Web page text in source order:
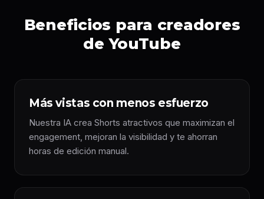
Beneficios para creadores
de YouTube
Más vistas con menos esfuerzo
Nuestra IA crea Shorts atractivos que maximizan el
engagement, mejoran la visibilidad y te ahorran
horas de edición manual.